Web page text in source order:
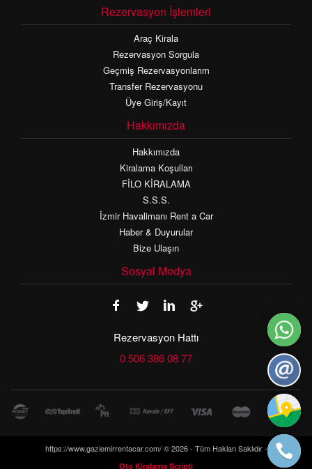
Rezervasyon İşlemleri
Araç Kirala
Rezervasyon Sorgula
Geçmiş Rezervasyonlarım
Transfer Rezervasyonu
Üye Giriş/Kayıt
Hakkımızda
Hakkımızda
Kiralama Koşulları
FİLO KİRALAMA
S.S.S.
İzmir Havalimanı Rent a Car
Haber & Duyurular
Bize Ulaşın
Sosyal Medya
Rezervasyon Hattı
0 506 386 08 77
https://www.gaziemirrentacar.com/ © 2026 - Tüm Hakları Saklıdır -
Oto Kiralama Scripti